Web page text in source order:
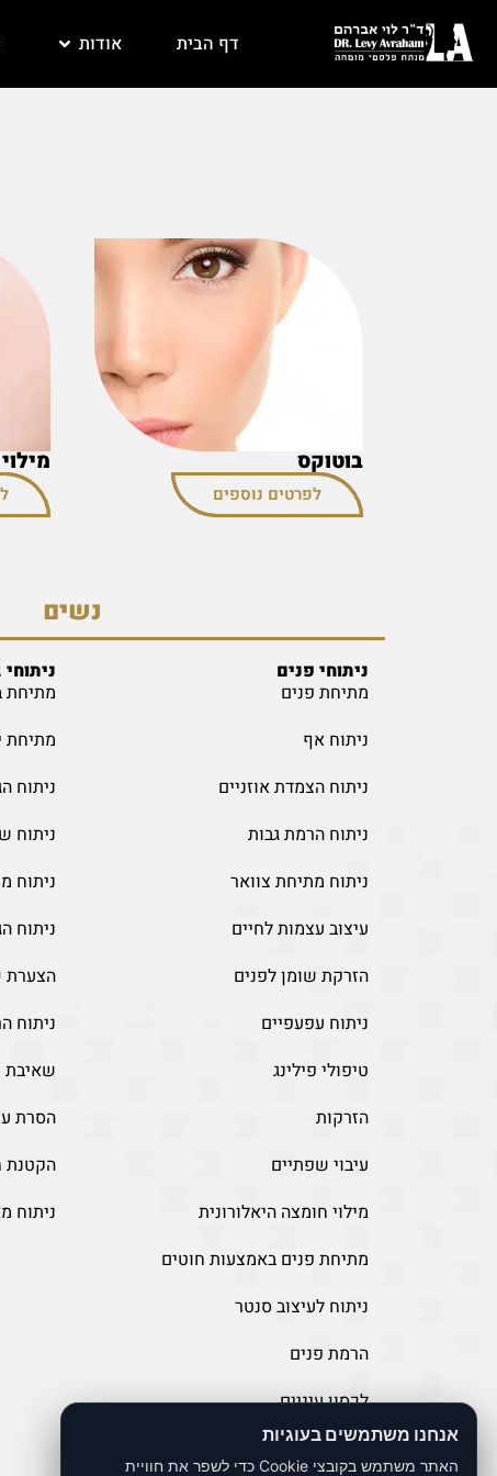
דף הבית אודות
בוטוקס
לפרטים נוספים
נשים
ניתוחי פנים
מתיחת פנים
ניתוח אף
ניתוח הצמדת אוזניים
ניתוח הרמת גבות
ניתוח מתיחת צוואר
עיצוב עצמות לחיים
הזרקת שומן לפנים
ניתוח עפעפיים
טיפולי פילינג
הזרקות
עיבוי שפתיים
מילוי חומצה היאלורונית
מתיחת פנים באמצעות חוטים
ניתוח לעיצוב סנטר
הרמת פנים
לכסון עיניים
פיסול פנים
ניתוחי
מתיחת
מתיחת
ניתוח
ניתוח
ניתוח
ניתוח
הצערת
ניתוח
שאיבת
הסרת
הקטנת
ניתוח
אנחנו משתמשים בעוגיות
האתר משתמש בקובצי Cookie כדי לשפר את חוויית